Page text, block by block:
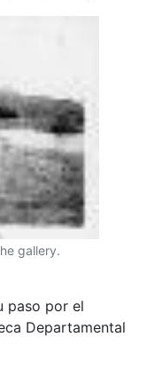
gallery.
paso por el
Departamental